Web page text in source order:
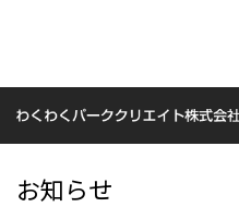
お知らせ